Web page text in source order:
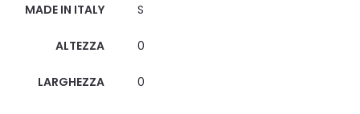
MADE IN ITALY S
ALTEZZA 0
LARGHEZZA 0